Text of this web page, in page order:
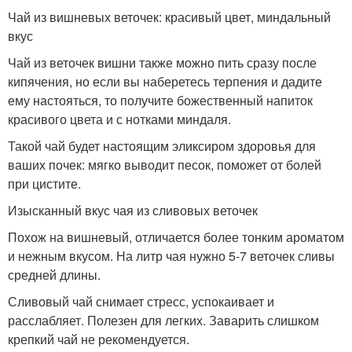
Чай из вишневых веточек: красивый цвет, миндальный
вкус
Чай из веточек вишни также можно пить сразу после
кипячения, но если вы наберетесь терпения и дадите
ему настояться, то получите божественный напиток
красивого цвета и с нотками миндаля.
Такой чай будет настоящим эликсиром здоровья для
ваших почек: мягко выводит песок, поможет от болей
при цистите.
Изысканный вкус чая из сливовых веточек
Похож на вишневый, отличается более тонким ароматом
и нежным вкусом. На литр чая нужно 5-7 веточек сливы
средней длины.
Сливовый чай снимает стресс, успокаивает и
расслабляет. Полезен для легких. Заварить слишком
крепкий чай не рекомендуется.